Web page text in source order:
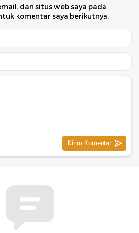
dan situs web saya pada
komentar saya berikutnya.